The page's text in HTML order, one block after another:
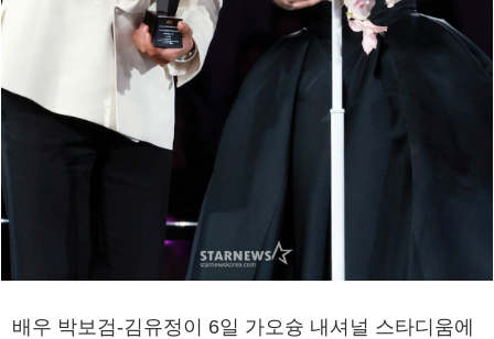
배우 박보검-김유정이 6일 가오슝 내셔널 스타디움에